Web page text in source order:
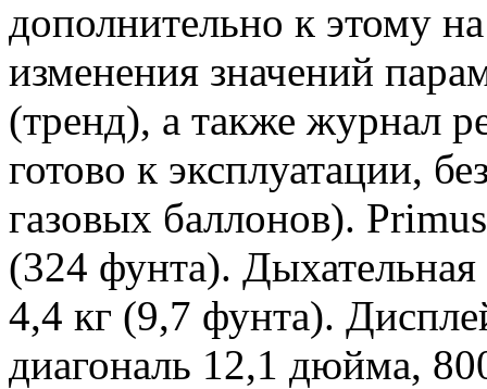
дополнительно к этому
изменения значений
(тренд), а также журнал
готово к эксплуатации,
газовых баллонов).
(324 фунта). Дыхательная
4,4 кг (9,7 фунта).
диагональ 12,1 дюйма,